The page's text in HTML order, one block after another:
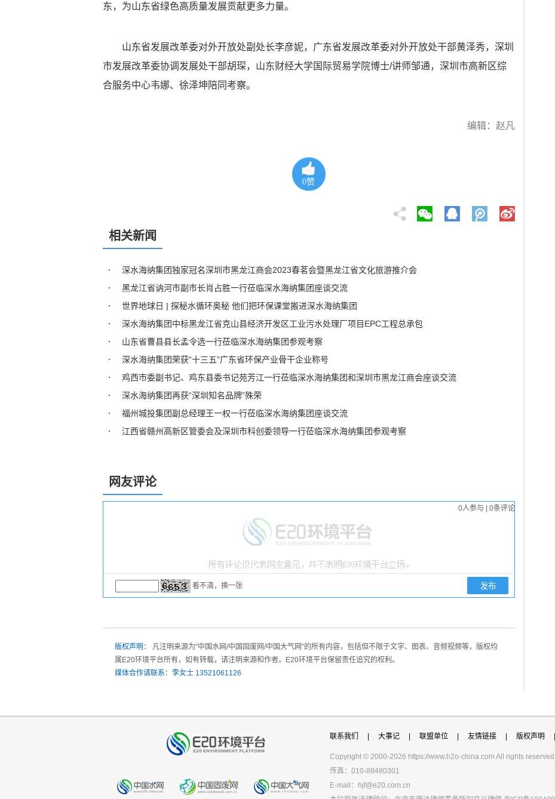
东，为山东省绿色高质量发展贡献更多力量。
山东省发展改革委对外开放处副处长李彦妮，广东省发展改革委对外开放处干部黄泽秀，深圳
市发展改革委协调发展处干部胡琛，山东财经大学国际贸易学院博士/讲师邹通，深圳市高新区综
合服务中心韦娜、徐泽坤陪同考察。
编辑：赵凡
0赞
相关新闻
深水海纳集团独家冠名深圳市黑龙江商会2023春茗会暨黑龙江省文化旅游推介会
黑龙江省讷河市副市长肖占胜一行莅临深水海纳集团座谈交流
世界地球日 | 探秘水循环奥秘 他们把环保课堂搬进深水海纳集团
深水海纳集团中标黑龙江省克山县经济开发区工业污水处理厂项目EPC工程总承包
山东省曹县县长孟令选一行莅临深水海纳集团参观考察
深水海纳集团荣获“十三五”广东省环保产业骨干企业称号
鸡西市委副书记、鸡东县委书记苑芳江一行莅临深水海纳集团和深圳市黑龙江商会座谈交流
深水海纳集团再获“深圳知名品牌”殊荣
福州城投集团副总经理王一权一行莅临深水海纳集团座谈交流
江西省赣州高新区管委会及深圳市科创委领导一行莅临深水海纳集团参观考察
网友评论
0人参与 | 0条评论
看不清，换一张
版权声明：
凡注明来源为“中国水网/中国固废网/中国大气网“的所有内容，包括但不限于文字、图表、音频视频等，版权均
属E20环境平台所有，如有转载，请注明来源和作者。E20环境平台保留责任追究的权利。
媒体合作请联系：李女士 13521061126
联系我们 | 大事记 | 联盟单位 | 友情链接 | 版权声明 |
Copyright © 2000-2026 https://www.h2o-china.com All rights
传真：010-88480301
E-mail： hjf@e20.com.cn